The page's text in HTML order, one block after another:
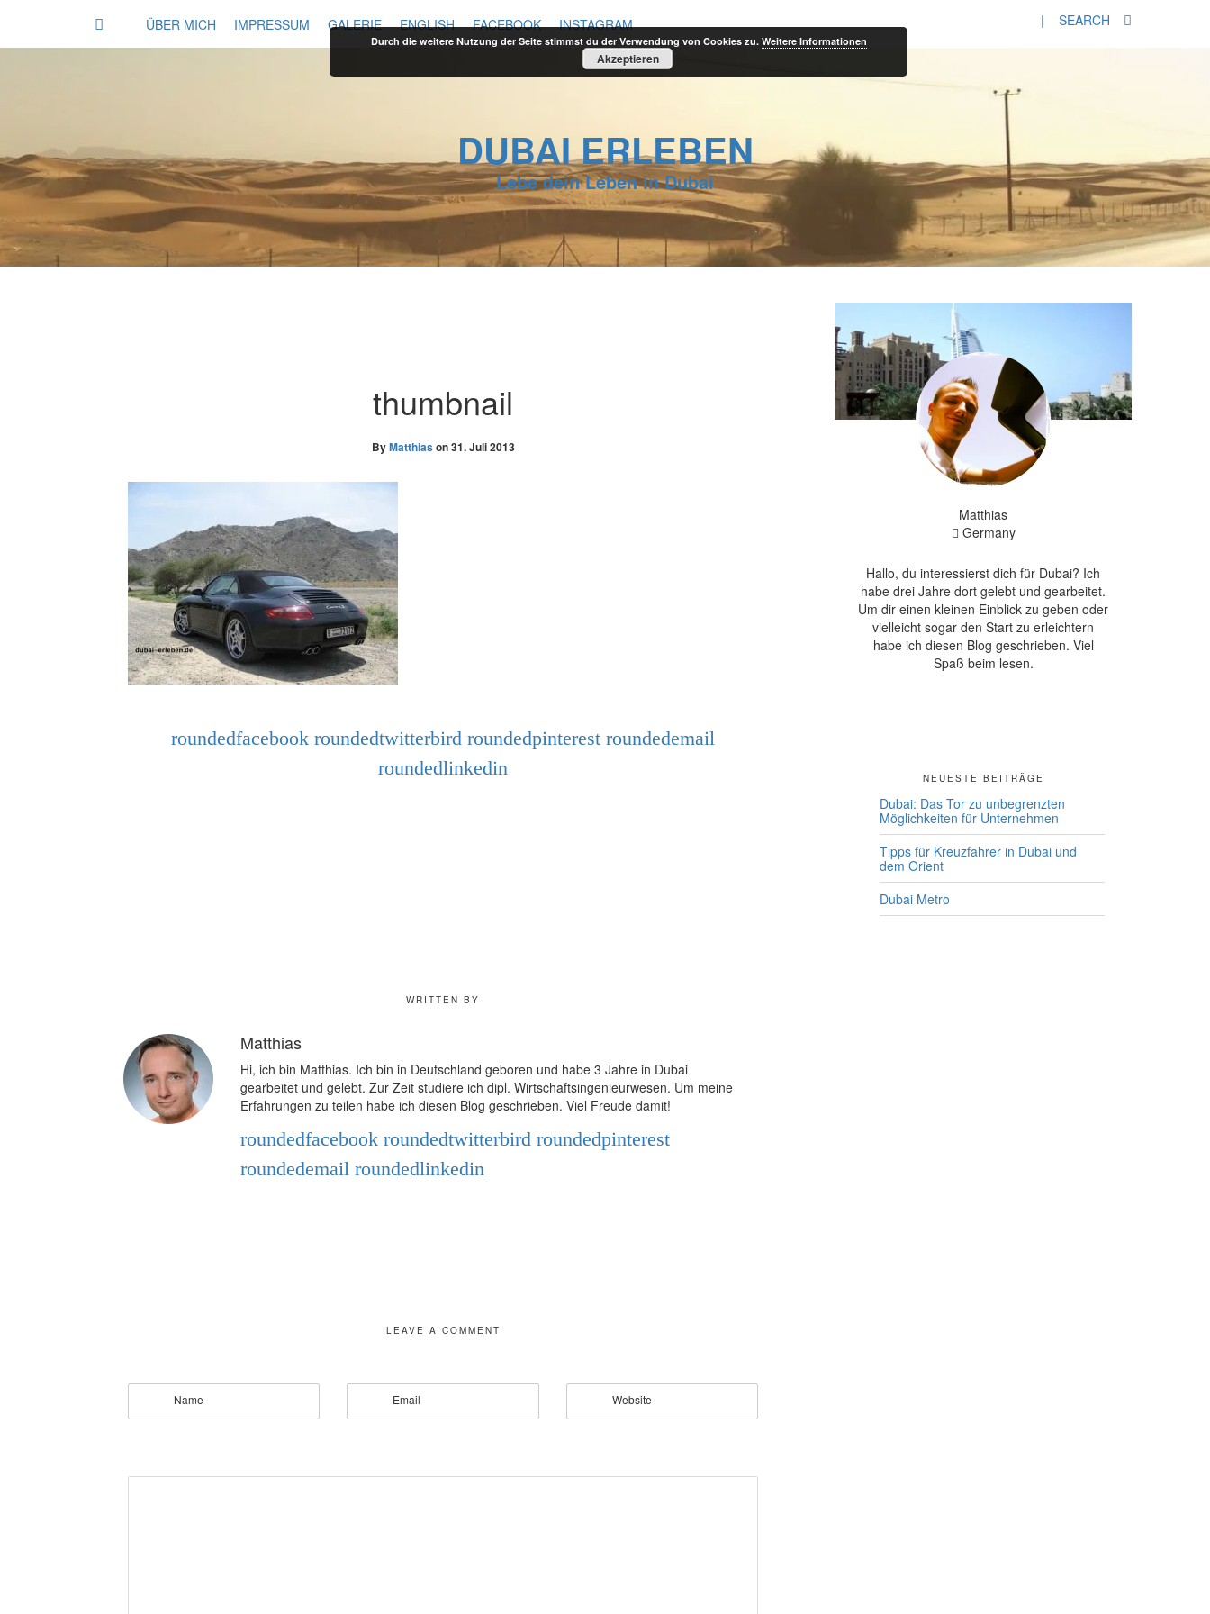
| SEARCH
ÜBER MICH IMPRESSUM GALERIE ENGLISH FACEBOOK INSTAGRAM
DUBAI ERLEBEN
Lebe dein Leben in Dubai
thumbnail
ByMatthiason31. Juli 2013
roundedfacebook roundedtwitterbird roundedpinterest roundedemail
roundedlinkedin
WRITTEN BY
Matthias
Hi, ich bin Matthias. Ich bin in Deutschland geboren und habe 3 Jahre in Dubai
gearbeitet und gelebt. Zur Zeit studiere ich dipl. Wirtschaftsingenieurwesen. Um meine
Erfahrungen zu teilen habe ich diesen Blog geschrieben. Viel Freude damit!
roundedfacebook roundedtwitterbird roundedpinterest
roundedemail roundedlinkedin
LEAVE A COMMENT
Name Email Website
Matthias
Germany
Hallo, du interessierst dich für Dubai? Ich
habe drei Jahre dort gelebt und gearbeitet.
Um dir einen kleinen Einblick zu geben oder
vielleicht sogar den Start zu erleichtern
habe ich diesen Blog geschrieben. Viel
Spaß beim lesen.
NEUESTE BEITRÄGE
Dubai: Das Tor zu unbegrenzten
Möglichkeiten für Unternehmen
Tipps für Kreuzfahrer in Dubai und
dem Orient
Dubai Metro
Durch die weitere Nutzung der Seite stimmst du der Verwendung von Cookies zu. Weitere Informationen
Akzeptieren